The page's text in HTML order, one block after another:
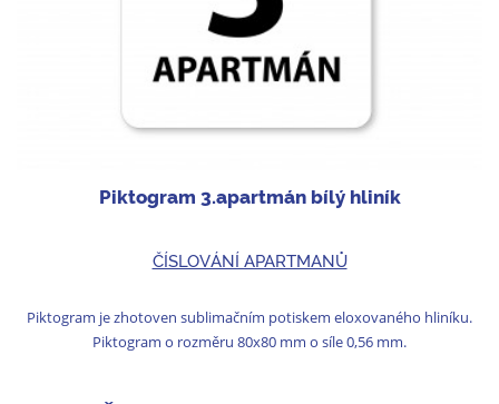
Piktogram 3.apartmán bílý hliník
ČÍSLOVÁNÍ APARTMANŮ
Piktogram je zhotoven sublimačním potiskem eloxovaného hliníku.
Piktogram o rozměru 80x80 mm o síle 0,56 mm.